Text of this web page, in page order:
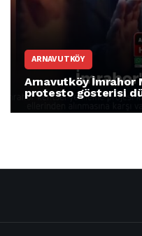
ARNAVUTKÖY
Arnavutköy İmrahor
protesto gösterisi